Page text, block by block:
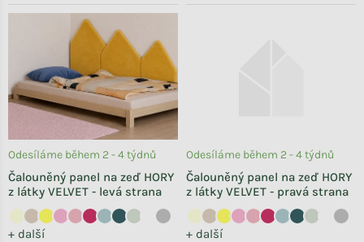
Čalouněný panel na zeď HORY
z látky VELVET - levá strana
+ další
Odesíláme během 2 - 4 týdnů
Čalouněný panel na zeď HORY
z látky VELVET - pravá strana
+ další
Odesíláme během 2 - 4 týdnů